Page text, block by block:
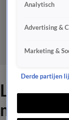
Louisa
Analytisch
Advertising &
Marketing &
Derde partijen